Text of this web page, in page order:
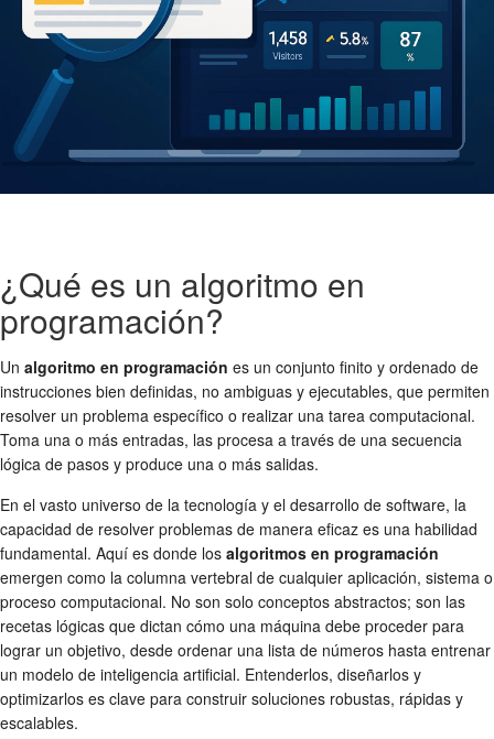
¿Qué es un algoritmo en
programación?
Un algoritmo en programación es un conjunto finito y ordenado de
instrucciones bien definidas, no ambiguas y ejecutables, que permiten
resolver un problema específico o realizar una tarea computacional.
Toma una o más entradas, las procesa a través de una secuencia
lógica de pasos y produce una o más salidas.
En el vasto universo de la tecnología y el desarrollo de software, la
capacidad de resolver problemas de manera eficaz es una habilidad
fundamental. Aquí es donde los algoritmos en programación
emergen como la columna vertebral de cualquier aplicación, sistema o
proceso computacional. No son solo conceptos abstractos; son las
recetas lógicas que dictan cómo una máquina debe proceder para
lograr un objetivo, desde ordenar una lista de números hasta entrenar
un modelo de inteligencia artificial. Entenderlos, diseñarlos y
optimizarlos es clave para construir soluciones robustas, rápidas y
escalables.